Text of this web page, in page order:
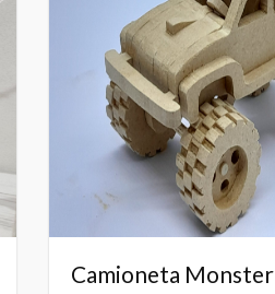
Camioneta Monster